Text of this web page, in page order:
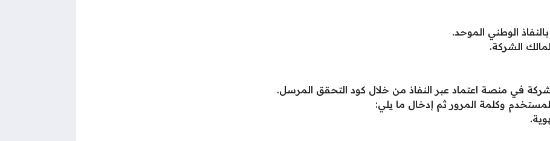
الوطني الموحد.
الشركة.
في منصة اعتماد عبر النفاذ من خلال كود التحقق المرسل.
وكلمة المرور ثم إدخال ما يلي: